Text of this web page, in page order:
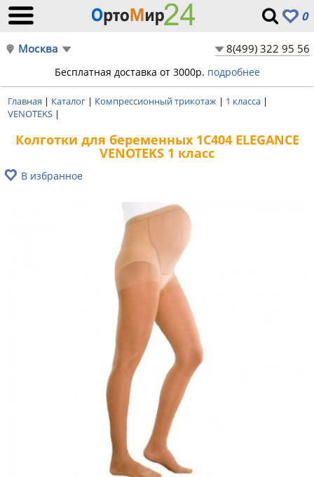
0
Москва 8(499) 322 95 56
Бесплатная доставка от 3000р. подробнее
Главная | Каталог | Компрессионный трикотаж | 1 класса |
VENOTEKS |
Колготки для беременных 1C404 ELEGANCE
VENOTEKS 1 класс
В избранное